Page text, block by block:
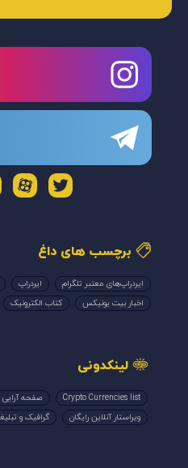
برچسب های داغ
ایردراپ‌های معتبر تلگرام ایردراپ
اخبار بیت یونیکس
کتاب الکترونیک
لینکدونی
Crypto Currencies list صفحه آرایی
ویراستار آنلاین رایگان
گرافیک و